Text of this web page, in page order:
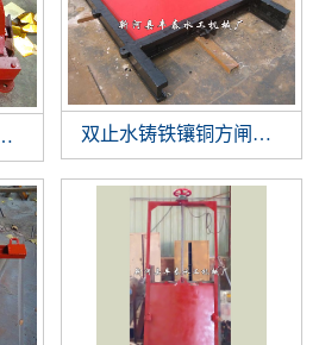
铁镶铜闸门双止水铸铁镶铜方闸门，双